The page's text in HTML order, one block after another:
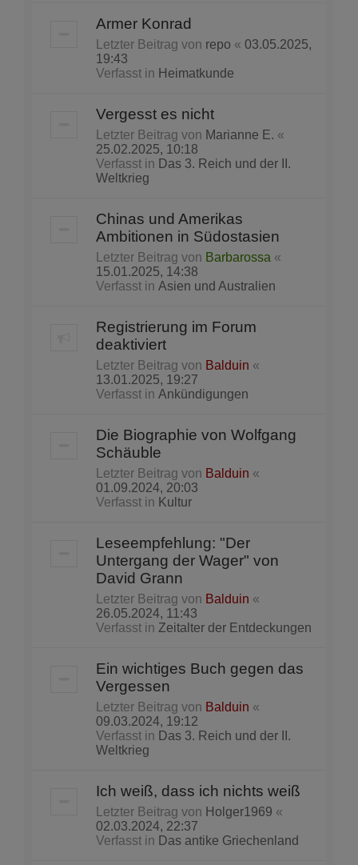
Armer Konrad
Letzter Beitrag von repo « 03.05.2025,
19:43
Verfasst in Heimatkunde
Vergesst es nicht
Letzter Beitrag von Marianne E. «
25.02.2025, 10:18
Verfasst in Das 3. Reich und der II.
Weltkrieg
Chinas und Amerikas
Ambitionen in Südostasien
Letzter Beitrag von Barbarossa «
15.01.2025, 14:38
Verfasst in Asien und Australien
Registrierung im Forum
deaktiviert
Letzter Beitrag von Balduin «
13.01.2025, 19:27
Verfasst in Ankündigungen
Die Biographie von Wolfgang
Schäuble
Letzter Beitrag von Balduin «
01.09.2024, 20:03
Verfasst in Kultur
Leseempfehlung: "Der
Untergang der Wager" von
David Grann
Letzter Beitrag von Balduin «
26.05.2024, 11:43
Verfasst in Zeitalter der Entdeckungen
Ein wichtiges Buch gegen das
Vergessen
Letzter Beitrag von Balduin «
09.03.2024, 19:12
Verfasst in Das 3. Reich und der II.
Weltkrieg
Ich weiß, dass ich nichts weiß
Letzter Beitrag von Holger1969 «
02.03.2024, 22:37
Verfasst in Das antike Griechenland